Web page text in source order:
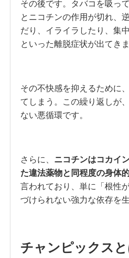
その後です。タバコを吸っ
とニコチンの作用が切れ、
だり、イライラしたり、集
といった離脱症状が出てきま
その不快感を抑えるために
てしまう。この繰り返しが
ない悪循環です。
さらに、 ニコチンはコカイ
た違法薬物と同程度の身体
言われており、単に「根性
づけられない強力な依存を
チャンピックス